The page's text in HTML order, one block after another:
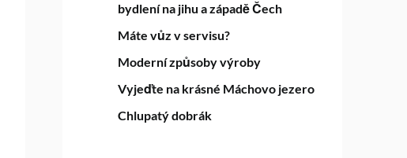
bydlení na jihu a západě Čech
Máte vůz v servisu?
Moderní způsoby výroby
Vyjeďte na krásné Máchovo jezero
Chlupatý dobrák